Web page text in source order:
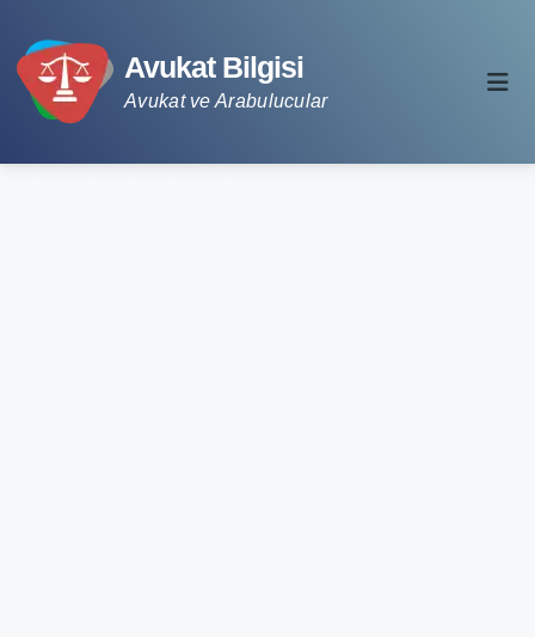
Avukat Bilgisi
Avukat ve Arabulucular